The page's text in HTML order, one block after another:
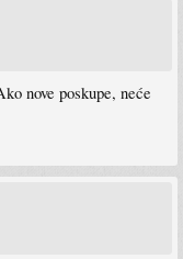
nove poskupe, neće